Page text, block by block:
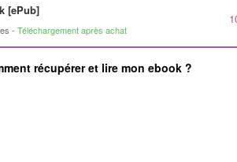
[ePub]
Téléchargement après achat
récupérer et lire mon ebook ?